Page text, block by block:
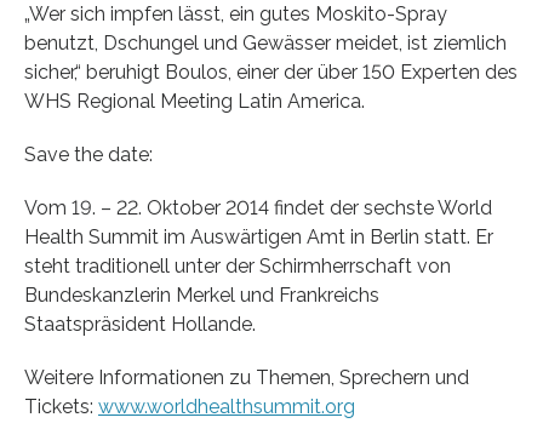
„Wer sich impfen lässt, ein gutes Moskito-Spray
benutzt, Dschungel und Gewässer meidet, ist ziemlich
sicher,“ beruhigt Boulos, einer der über 150 Experten des
WHS Regional Meeting Latin America.
Save the date:
Vom 19. – 22. Oktober 2014 findet der sechste World
Health Summit im Auswärtigen Amt in Berlin statt. Er
steht traditionell unter der Schirmherrschaft von
Bundeskanzlerin Merkel und Frankreichs
Staatspräsident Hollande.
Weitere Informationen zu Themen, Sprechern und
Tickets: www.worldhealthsummit.org